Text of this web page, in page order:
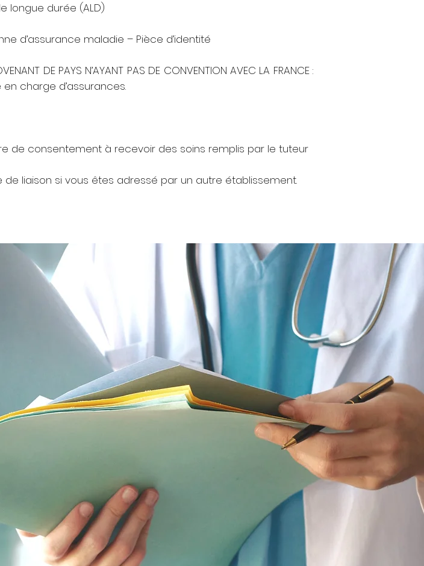
longue durée (ALD)
d’assurance maladie – Pièce d’identité
DE PAYS N’AYANT PAS DE CONVENTION AVEC LA FRANCE :
charge d’assurances.
de consentement à recevoir des soins remplis par le tuteur
de liaison si vous êtes adressé par un autre établissement.